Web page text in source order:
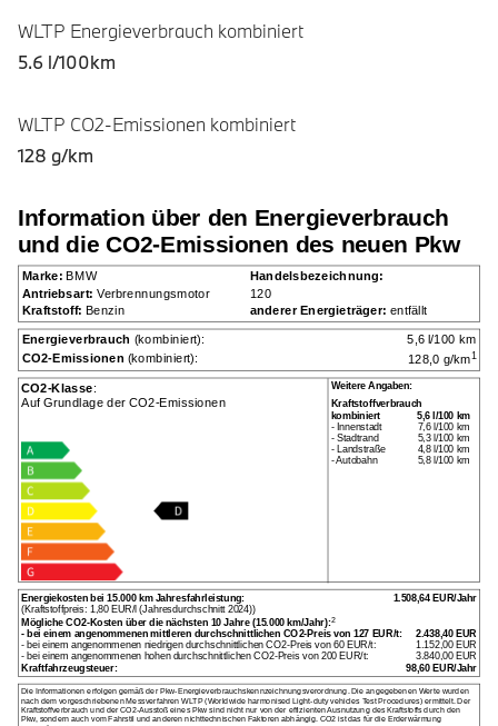
WLTP Energieverbrauch kombiniert
5.6 l/100km
WLTP CO2-Emissionen kombiniert
128 g/km